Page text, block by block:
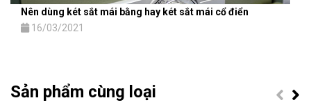
Nên dùng két sắt mái bằng hay két sắt mái cổ điển
16/03/2021
Sản phẩm cùng loại